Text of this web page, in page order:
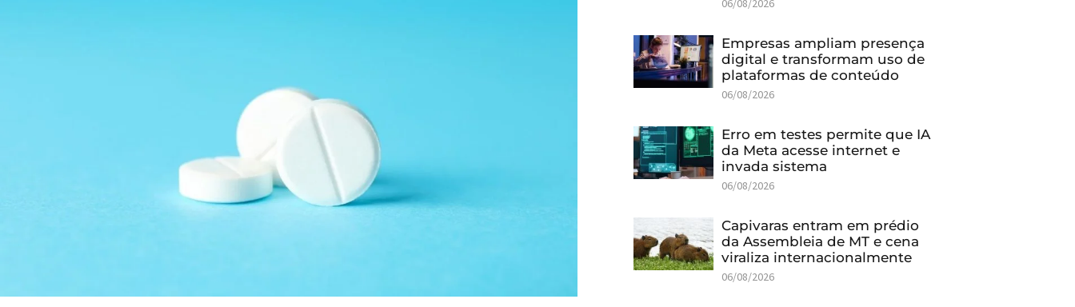
Empresas ampliam presença
digital e transformam uso de
plataformas de conteúdo
06/08/2026
Erro em testes permite que IA
da Meta acesse internet e
invada sistema
06/08/2026
Capivaras entram em prédio
da Assembleia de MT e cena
viraliza internacionalmente
06/08/2026